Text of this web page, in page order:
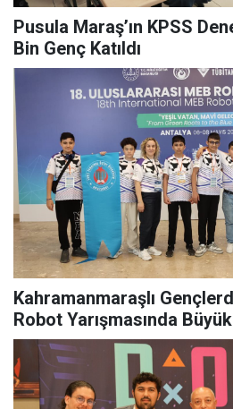
Pusula Maraş’ın KPSS
Bin Genç Katıldı
Kahramanmaraşlı
Robot Yarışmasında